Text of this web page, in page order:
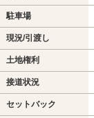
駐車場
現況/引渡し
土地権利
接道状況
セットバック